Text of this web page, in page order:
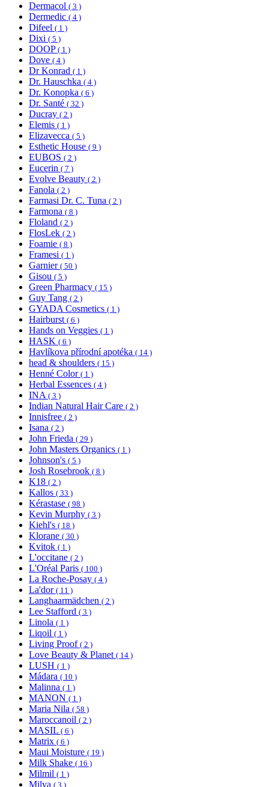
Dermacol ( 3 )
Dermedic ( 4 )
Difeel ( 1 )
Dixi ( 5 )
DOOP ( 1 )
Dove ( 4 )
Dr Konrad ( 1 )
Dr. Hauschka ( 4 )
Dr. Konopka ( 6 )
Dr. Santé ( 32 )
Ducray ( 2 )
Elemis ( 1 )
Elizavecca ( 5 )
Esthetic House ( 9 )
EUBOS ( 2 )
Eucerin ( 7 )
Evolve Beauty ( 2 )
Fanola ( 2 )
Farmasi Dr. C. Tuna ( 2 )
Farmona ( 8 )
Floland ( 2 )
FlosLek ( 2 )
Foamie ( 8 )
Framesi ( 1 )
Garnier ( 50 )
Gisou ( 5 )
Green Pharmacy ( 15 )
Guy Tang ( 2 )
GYADA Cosmetics ( 1 )
Hairburst ( 6 )
Hands on Veggies ( 1 )
HASK ( 6 )
Havlíkova přírodní apotéka ( 14 )
head & shoulders ( 15 )
Henné Color ( 1 )
Herbal Essences ( 4 )
INA ( 3 )
Indian Natural Hair Care ( 2 )
Innisfree ( 2 )
Isana ( 2 )
John Frieda ( 29 )
John Masters Organics ( 1 )
Johnson's ( 5 )
Josh Rosebrook ( 8 )
K18 ( 2 )
Kallos ( 33 )
Kérastase ( 98 )
Kevin Murphy ( 3 )
Kiehl's ( 18 )
Klorane ( 30 )
Kvitok ( 1 )
L'occitane ( 2 )
L'Oréal Paris ( 100 )
La Roche-Posay ( 4 )
La'dor ( 11 )
Langhaarmädchen ( 2 )
Lee Stafford ( 3 )
Linola ( 1 )
Liqoil ( 1 )
Living Proof ( 2 )
Love Beauty & Planet ( 14 )
LUSH ( 1 )
Mádara ( 10 )
Malinna ( 1 )
MANON ( 1 )
Maria Nila ( 58 )
Maroccanoil ( 2 )
MASIL ( 6 )
Matrix ( 6 )
Maui Moisture ( 19 )
Milk Shake ( 16 )
Milmil ( 1 )
Milva ( 3 )